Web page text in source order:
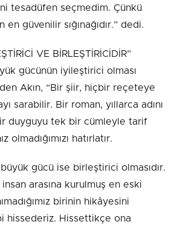
tesadüfen seçmedim. Çünkü
en güvenilir sığınağıdır.” dedi.
VE BİRLEŞTİRİCİDİR”
gücünün iyileştirici olması
Akın, “Bir şiir, hiçbir reçeteye
sarabilir. Bir roman, yıllarca adını
duyguyu tek bir cümleyle tarif
olmadığımızı hatırlatır.
gücü ise birleştirici olmasıdır.
arasına kurulmuş en eski
birinin hikâyesini
hissederiz. Hissettikçe ona